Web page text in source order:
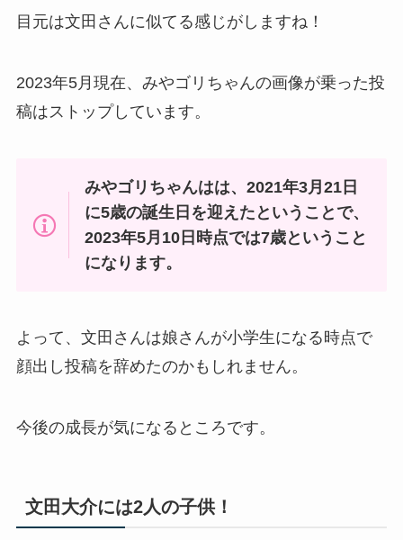
目元は文田さんに似てる感じがしますね！
2023年5月現在、みやゴリちゃんの画像が乗った投
稿はストップしています。
みやゴリちゃんはは、2021年3月21日
に5歳の誕生日を迎えたということで、
2023年5月10日時点では7歳ということ
になります。
よって、文田さんは娘さんが小学生になる時点で
顔出し投稿を辞めたのかもしれません。
今後の成長が気になるところです。
文田大介には2人の子供！